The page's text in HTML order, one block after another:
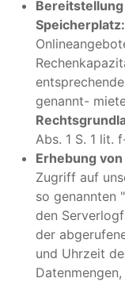
Speicherplatz:
genannt-
Abs. 1 S. 1 lit.
Erhebung
Zugriff auf
so genannten
den
der
und Uhrzeit